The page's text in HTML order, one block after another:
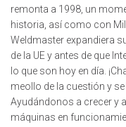
remonta a 1998, un
historia, así como con
Weldmaster expandiera
de la UE y antes de que
lo que son hoy en día.
meollo de la cuestión y
Ayudándonos a crecer y
máquinas en